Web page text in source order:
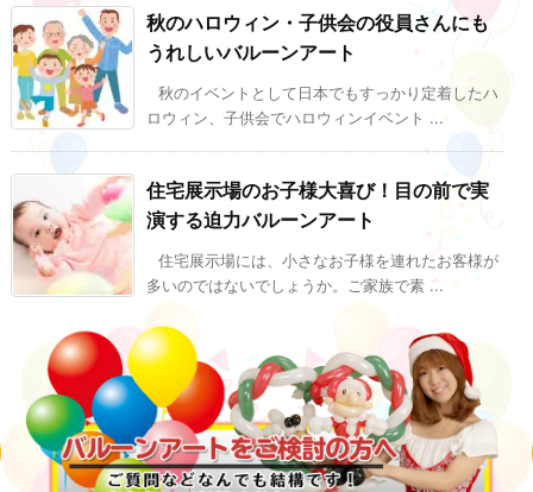
秋のハロウィン・子供会の役員さんにも
うれしいバルーンアート
秋のイベントとして日本でもすっかり定着したハ
ロウィン、子供会でハロウィンイベント ...
住宅展示場のお子様大喜び！目の前で実
演する迫力バルーンアート
住宅展示場には、小さなお子様を連れたお客様が
多いのではないでしょうか。ご家族で素 ...